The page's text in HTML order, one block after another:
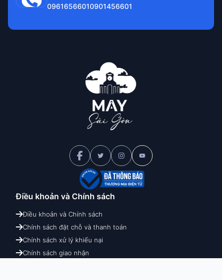
09616566010901456601
Điều khoản và Chính sách
Điều khoản và Chính sách
Chính sách đặt chỗ và thanh toán
Chính sách xử lý khiếu nại
Chính sách giao nhận